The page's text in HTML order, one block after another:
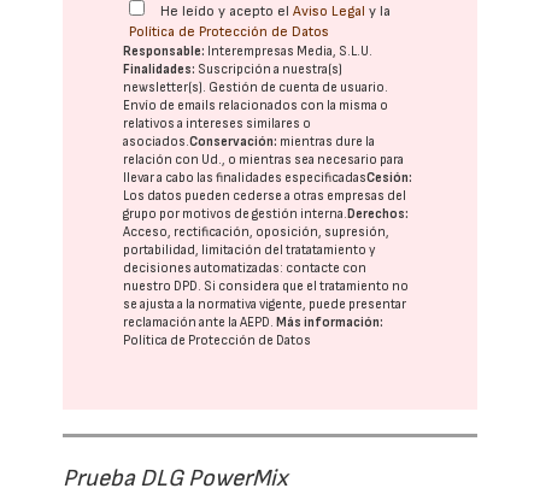
He leído y acepto elAviso Legal y la
Política de Protección de Datos
Responsable: Interempresas Media, S.L.U.
Finalidades: Suscripción a nuestra(s)
newsletter(s). Gestión de cuenta de usuario.
Envío de emails relacionados con la misma o
relativos a intereses similares o
asociados.Conservación: mientras dure la
relación con Ud., o mientras sea necesario para
llevar a cabo las finalidades especificadasCesión:
Los datos pueden cederse a otras empresas del
grupo por motivos de gestión interna.Derechos:
Acceso, rectificación, oposición, supresión,
portabilidad, limitación del tratatamiento y
decisiones automatizadas: contacte con
nuestro DPD. Si considera que el tratamiento no
se ajusta a la normativa vigente, puede presentar
reclamación ante laAEPD.Más información:
Política de Protección de Datos
Prueba DLG PowerMix